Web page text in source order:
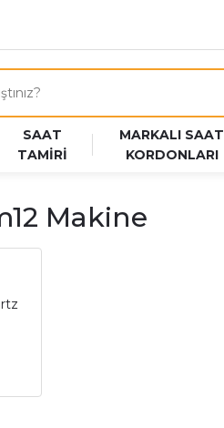
SAAT
TAMİRİ
MARKALI SAAT
KORDONLARI
Makine